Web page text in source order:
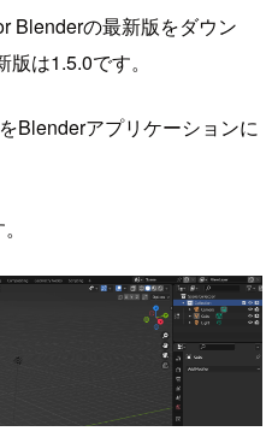
Blenderの最新版をダウン
は1.5.0です。
Blenderアプリケーションに